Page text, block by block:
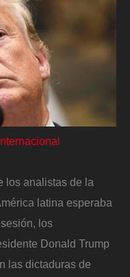
los analistas de la
latina esperaba
los
Donald Trump
las dictaduras de